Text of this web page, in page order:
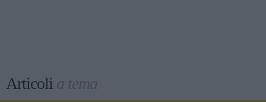
Articoli a tema